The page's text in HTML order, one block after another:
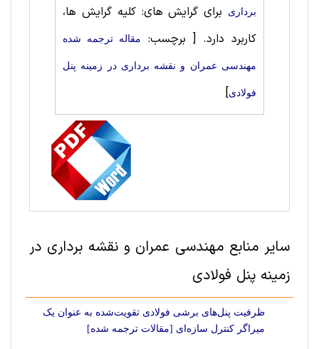
برداری
برای گرایش های: کلیه گرایش ها،
کاربرد دارد. [ برچسب: مقاله ترجمه شده
مهندسی عمران و نقشه برداری در زمینه پنل
فولادی]
سایر منابع مهندسی عمران و نقشه برداری در
زمینه پنل فولادی
ظرفیت پنل‌های برشی فولادی تقویت‌شده به عنوان یک
میراگر کنترل سازه‌ای [مقالات ترجمه شده]